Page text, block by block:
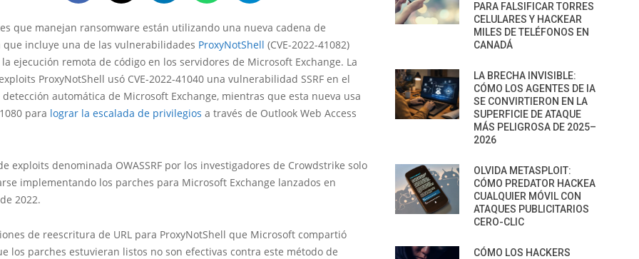
que manejan ransomware están utilizando una nueva cadena de
que incluye una de las vulnerabilidades ProxyNotShell (CVE-2022-41082)
ejecución remota de código en los servidores de Microsoft Exchange. La
ProxyNotShell usó CVE-2022-41040 una vulnerabilidad SSRF en el
automática de Microsoft Exchange, mientras que esta nueva usa
para lograr la escalada de privilegios a través de Outlook Web Access
exploits denominada OWASSRF por los investigadores de Crowdstrike solo
implementando los parches para Microsoft Exchange lanzados en
2022.
de reescritura de URL para ProxyNotShell que Microsoft compartió
los parches estuvieran listos no son efectivas contra este método de
PARA FALSIFICAR TORRES
CELULARES Y HACKEAR
MILES DE TELÉFONOS EN
CANADÁ
LA BRECHA INVISIBLE:
CÓMO LOS AGENTES DE IA
SE CONVIRTIERON EN LA
SUPERFICIE DE ATAQUE
MÁS PELIGROSA DE 2025–
2026
OLVIDA METASPLOIT:
CÓMO PREDATOR HACKEA
CUALQUIER MÓVIL CON
ATAQUES PUBLICITARIOS
CERO-CLIC
CÓMO LOS HACKERS